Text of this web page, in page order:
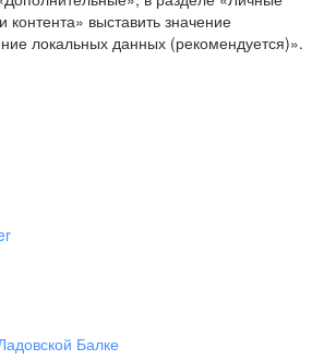
выставить значение
локальных данных (рекомендуется)».
Балке